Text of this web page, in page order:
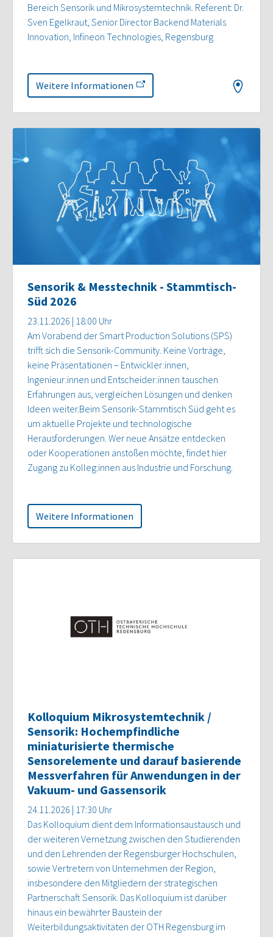
Bereich Sensorik und Mikrosystemtechnik. Referent: Dr.
Sven Egelkraut, Senior Director Backend Materials
Innovation, Infineon Technologies, Regensburg
Weitere Informationen
Sensorik & Messtechnik - Stammtisch-
Süd 2026
23.11.2026 | 18:00 Uhr
Am Vorabend der Smart Production Solutions (SPS)
trifft sich die Sensorik-Community. Keine Vorträge,
keine Präsentationen – Entwickler:innen,
Ingenieur:innen und Entscheider:innen tauschen
Erfahrungen aus, vergleichen Lösungen und denken
Ideen weiter.Beim Sensorik-Stammtisch Süd geht es
um aktuelle Projekte und technologische
Herausforderungen. Wer neue Ansätze entdecken
oder Kooperationen anstoßen möchte, findet hier
Zugang zu Kolleg:innen aus Industrie und Forschung.
Weitere Informationen
Kolloquium Mikrosystemtechnik /
Sensorik: Hochempfindliche
miniaturisierte thermische
Sensorelemente und darauf basierende
Messverfahren für Anwendungen in der
Vakuum- und Gassensorik
24.11.2026 | 17:30 Uhr
Das Kolloquium dient dem Informationsaustausch und
der weiteren Vernetzung zwischen den Studierenden
und den Lehrenden der Regensburger Hochschulen,
sowie Vertretern von Unternehmen der Region,
insbesondere den Mitgliedern der strategischen
Partnerschaft Sensorik. Das Kolloquium ist darüber
hinaus ein bewährter Baustein der
Weiterbildungsaktivitäten der OTH Regensburg im